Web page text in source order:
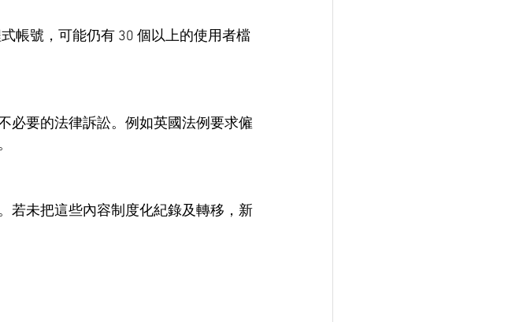
帳號，可能仍有 30 個以上的使用者檔
必要的法律訴訟。例如英國法例要求僱
若未把這些內容制度化紀錄及轉移，新